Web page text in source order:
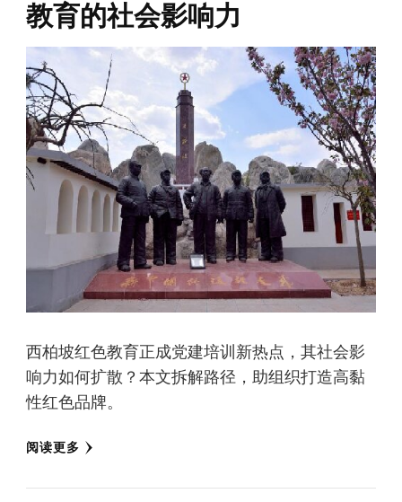
教育的社会影响力
西柏坡红色教育正成党建培训新热点，其社会影
响力如何扩散？本文拆解路径，助组织打造高黏
性红色品牌。
阅读更多